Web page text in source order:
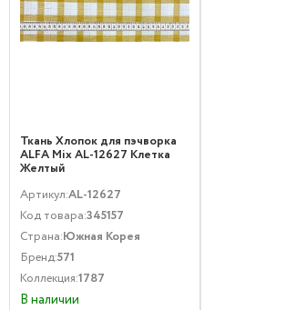
Ткань Хлопок для пэчворка
ALFA Mix AL-12627 Клетка
Желтый
Артикул:AL-12627
Код товара:345157
Страна:Южная Корея
Бренд:571
Коллекция:1787
В наличии